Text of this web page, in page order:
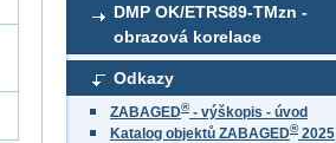
DMP OK/ETRS89-TMzn -
obrazová korelace
Odkazy
ZABAGED®- výškopis - úvod
Katalog objektů ZABAGED®2025